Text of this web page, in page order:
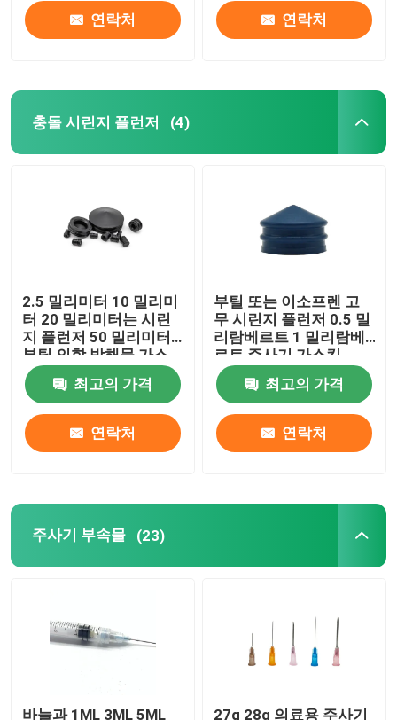
연락처 연락처
충돌 시린지 플런저 (4)
2.5 밀리미터 10 밀리미
터 20 밀리미터는 시린
지 플런저 50 밀리미터
부틸 의학 방해물 가스
킷을 고무를 입힙니다
최고의 가격
연락처
부틸 또는 이소프렌 고
무 시린지 플런저 0.5 밀
리람베르트 1 밀리람베
르트 주사기 가스킷
최고의 가격
연락처
주사기 부속물 (23)
바늘과 1ML 3ML 5ML
27g 28g 의료용 주사기